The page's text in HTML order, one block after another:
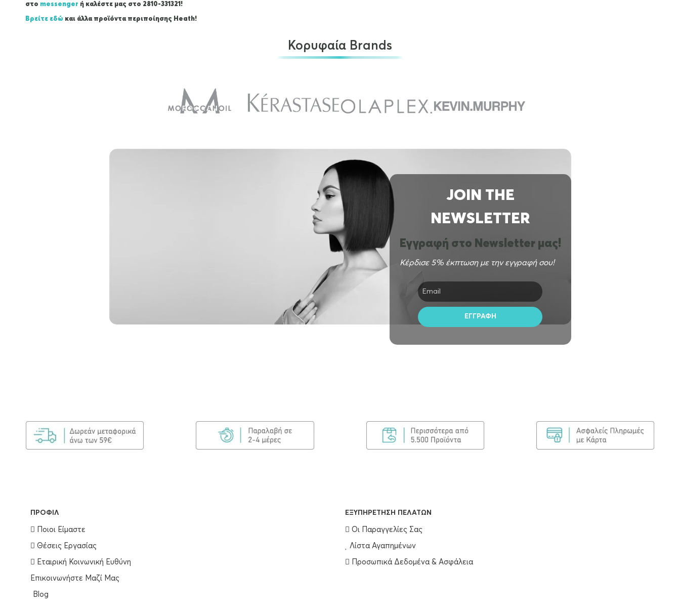
στο messenger ή καλέστε μας στο 2810-331321!
Βρείτε εδώ και άλλα προϊόντα περιποίησης Heath!
Κορυφαία Brands
JOIN THE
NEWSLETTER
Εγγραφή στο Newsletter μας!
Κέρδισε 5% έκπτωση με την εγγραφή σου!
ΠΡΟΦΊΛ
Ποιοι Είμαστε
Θέσεις Εργασίας
Εταιρική Κοινωνική Ευθύνη
Επικοινωνήστε Μαζί Μας
Blog
EΞΥΠΗΡΈΤΗΣΗ ΠΕΛΑΤΏΝ
Οι Παραγγελίες Σας
Λίστα Αγαπημένων
Προσωπικά Δεδομένα & Ασφάλεια